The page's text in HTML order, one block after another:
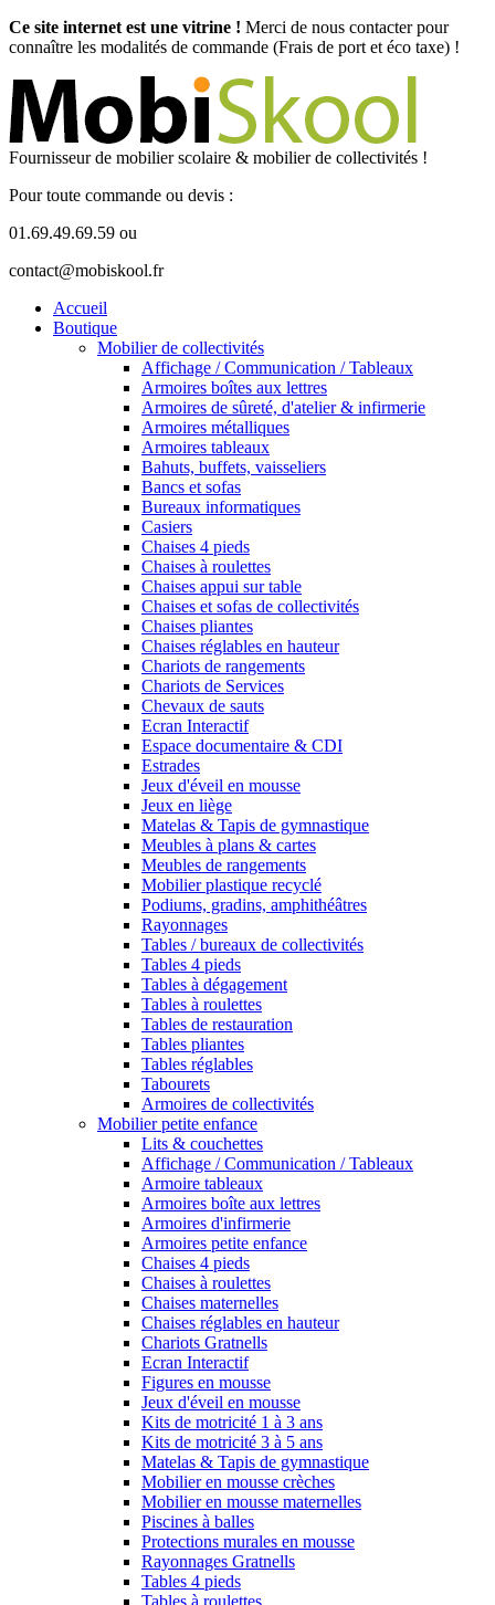
Ce site internet est une vitrine ! Merci de nous contacter pour
connaître les modalités de commande (Frais de port et éco taxe) !
Fournisseur de mobilier scolaire & mobilier de collectivités !
Pour toute commande ou devis :
01.69.49.69.59 ou
contact@mobiskool.fr
Accueil
Boutique
Mobilier de collectivités
Affichage / Communication / Tableaux
Armoires boîtes aux lettres
Armoires de sûreté, d'atelier & infirmerie
Armoires métalliques
Armoires tableaux
Bahuts, buffets, vaisseliers
Bancs et sofas
Bureaux informatiques
Casiers
Chaises 4 pieds
Chaises à roulettes
Chaises appui sur table
Chaises et sofas de collectivités
Chaises pliantes
Chaises réglables en hauteur
Chariots de rangements
Chariots de Services
Chevaux de sauts
Ecran Interactif
Espace documentaire & CDI
Estrades
Jeux d'éveil en mousse
Jeux en liège
Matelas & Tapis de gymnastique
Meubles à plans & cartes
Meubles de rangements
Mobilier plastique recyclé
Podiums, gradins, amphithéâtres
Rayonnages
Tables / bureaux de collectivités
Tables 4 pieds
Tables à dégagement
Tables à roulettes
Tables de restauration
Tables pliantes
Tables réglables
Tabourets
Armoires de collectivités
Mobilier petite enfance
Lits & couchettes
Affichage / Communication / Tableaux
Armoire tableaux
Armoires boîte aux lettres
Armoires d'infirmerie
Armoires petite enfance
Chaises 4 pieds
Chaises à roulettes
Chaises maternelles
Chaises réglables en hauteur
Chariots Gratnells
Ecran Interactif
Figures en mousse
Jeux d'éveil en mousse
Kits de motricité 1 à 3 ans
Kits de motricité 3 à 5 ans
Matelas & Tapis de gymnastique
Mobilier en mousse crèches
Mobilier en mousse maternelles
Piscines à balles
Protections murales en mousse
Rayonnages Gratnells
Tables 4 pieds
Tables à roulettes